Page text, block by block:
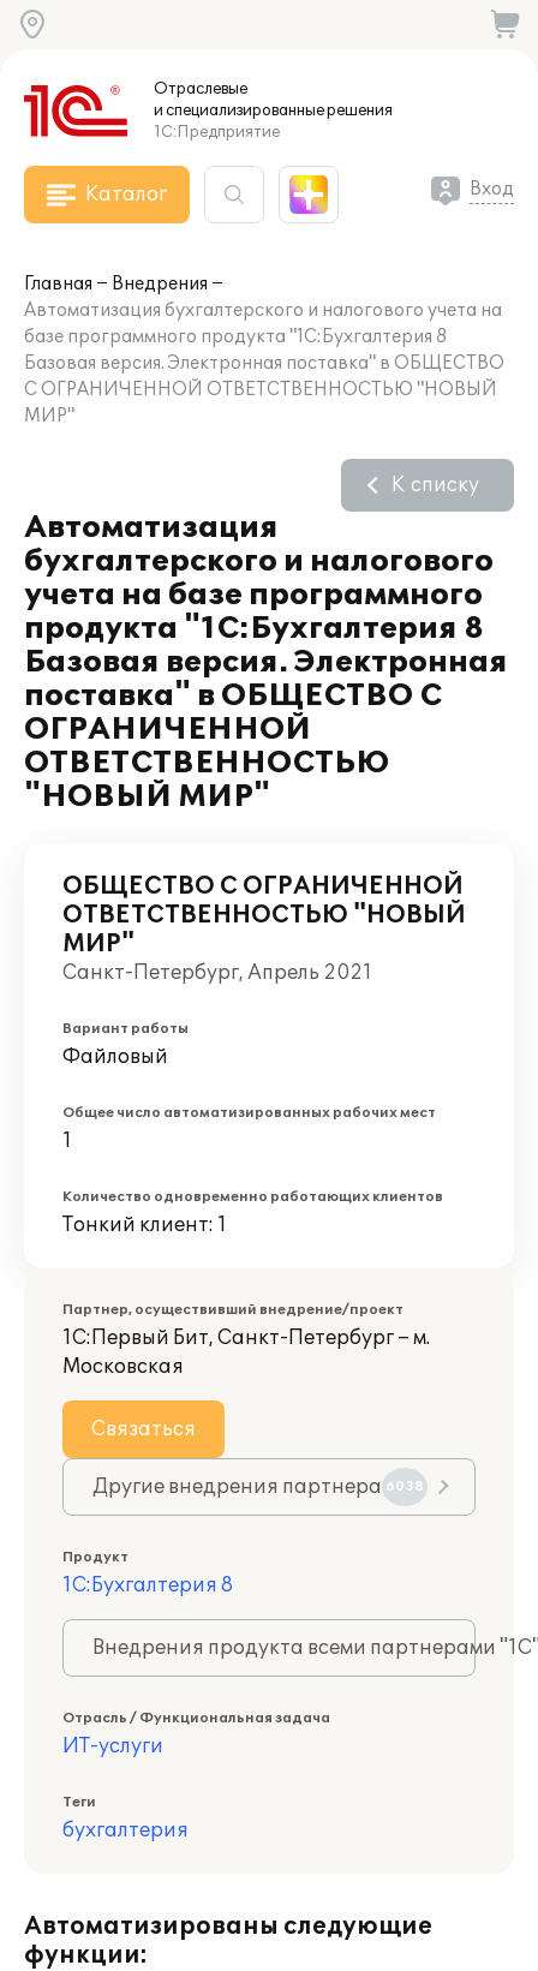
Отраслевые
и специализированныерешения
1С:Предприятие
Каталог Вход
Главная
Внедрения
Автоматизация бухгалтерского и налогового учета на
базе программного продукта "1С:Бухгалтерия 8
Базовая версия. Электронная поставка" в ОБЩЕСТВО
С ОГРАНИЧЕННОЙ ОТВЕТСТВЕННОСТЬЮ "НОВЫЙ
МИР"
Автоматизация
бухгалтерского и налогового
учета на базе программного
продукта "1С:Бухгалтерия 8
Базовая версия. Электронная
поставка" в ОБЩЕСТВО С
ОГРАНИЧЕННОЙ
ОТВЕТСТВЕННОСТЬЮ
"НОВЫЙ МИР"
К списку
ОБЩЕСТВО С ОГРАНИЧЕННОЙ
ОТВЕТСТВЕННОСТЬЮ "НОВЫЙ
МИР"
Санкт-Петербург, Апрель 2021
Вариант работы
Файловый
Общее число автоматизированных рабочих мест
1
Количество одновременно работающих клиентов
Тонкий клиент: 1
Партнер, осуществивший внедрение/проект
1С:Первый Бит, Санкт-Петербург – м.
Московская
Связаться
Другие внедрения партнера 6038
Продукт
1С:Бухгалтерия 8
Внедрения продукта всеми партнерами
Отрасль / Функциональная задача
ИТ-услуги
Теги
бухгалтерия
Автоматизированы следующие
функции: